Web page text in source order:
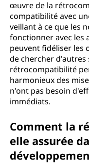
œuvre de la
compatibilité avec
veillant à ce que les
fonctionner avec les
peuvent fidéliser les
de chercher d'autres
rétrocompatibilité
harmonieux des
n'ont pas besoin
immédiats.
Comment la
elle assurée